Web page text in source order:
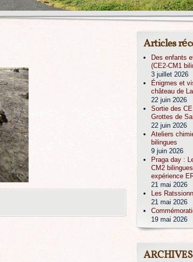
Articles
Des enfants
(CE2-CM1
3 juillet 2026
Énigmes et
château de
22 juin 2026
Sortie des
Grottes de
22 juin 2026
Ateliers
bilingues
9 juin 2026
Praga day :
CM2
expérience
21 mai 2026
Les
21 mai 2026
19 mai 2026
ARCHIVES